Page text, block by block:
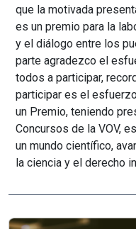
que la motivada
es un premio para la
y el diálogo entre los
parte agradezco el
todos a participar,
participar es el
un Premio, teniendo
Concursos de la VOV,
un mundo científico,
la ciencia y el derecho